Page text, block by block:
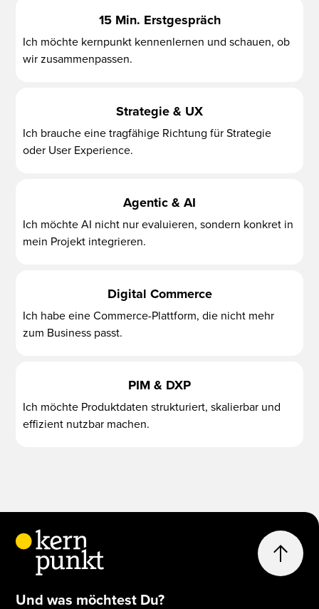
15 Min. Erstgespräch
Ich möchte kernpunkt kennenlernen und schauen, ob
wir zusammenpassen.
Strategie & UX
Ich brauche eine tragfähige Richtung für Strategie
oder User Experience.
Agentic & AI
Ich möchte AI nicht nur evaluieren, sondern konkret in
mein Projekt integrieren.
Digital Commerce
Ich habe eine Commerce-Plattform, die nicht mehr
zum Business passt.
PIM & DXP
Ich möchte Produktdaten strukturiert, skalierbar und
effizient nutzbar machen.
Und was möchtest Du?